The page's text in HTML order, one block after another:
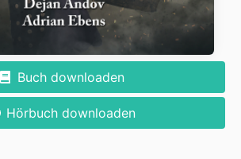
Buch downloaden
Hörbuch downloaden